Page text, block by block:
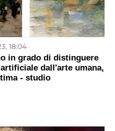
18:04
in grado di distinguere
dall'arte umana,
- studio